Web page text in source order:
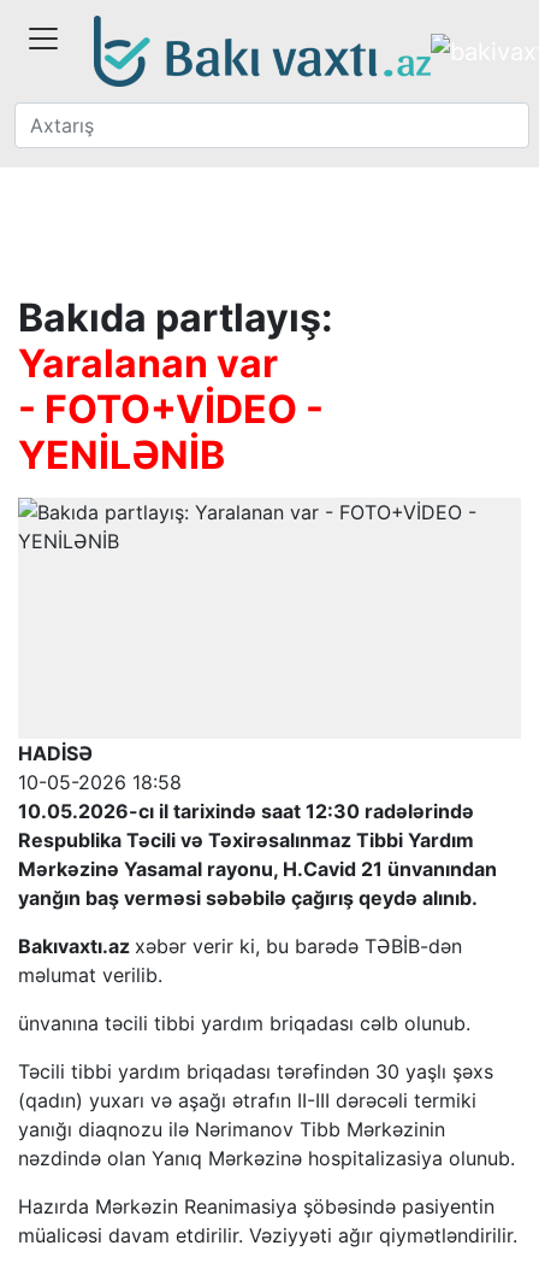
Bakıda partlayış:
Yaralanan var
- FOTO+VİDEO -
YENİLƏNİB
HADİSƏ
10-05-2026 18:58
10.05.2026-cı il tarixində saat 12:30 radələrində
Respublika Təcili və Təxirəsalınmaz Tibbi Yardım
Mərkəzinə Yasamal rayonu, H.Cavid 21 ünvanından
yanğın baş verməsi səbəbilə çağırış qeydə alınıb.
Bakıvaxtı.az xəbər verir ki, bu barədə TƏBİB-dən
məlumat verilib.
ünvanına təcili tibbi yardım briqadası cəlb olunub.
Təcili tibbi yardım briqadası tərəfindən 30 yaşlı şəxs
(qadın) yuxarı və aşağı ətrafın II-III dərəcəli termiki
yanığı diaqnozu ilə Nərimanov Tibb Mərkəzinin
nəzdində olan Yanıq Mərkəzinə hospitalizasiya olunub.
Hazırda Mərkəzin Reanimasiya şöbəsində pasiyentin
müalicəsi davam etdirilir. Vəziyyəti ağır qiymətləndirilir.